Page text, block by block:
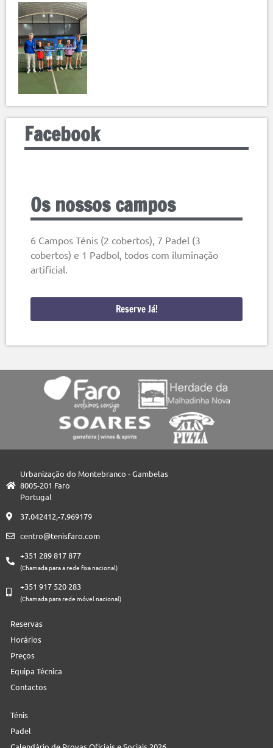
Facebook
Os nossos campos
6 Campos Ténis (2 cobertos), 7 Padel (3
cobertos) e 1 Padbol, todos com iluminação
artificial.
Reserve Já!
Urbanização do Montebranco - Gambelas
8005-201 Faro
Portugal
37.042412,-7.969179
centro@tenisfaro.com
+351 289 817 877
(Chamada para a rede fixa nacional)
+351 917 520 283
(Chamada para rede móvel nacional)
Reservas
Horários
Preços
Equipa Técnica
Contactos
Ténis
Padel